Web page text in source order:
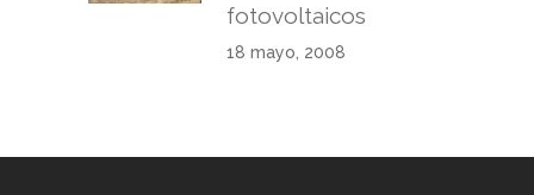
fotovoltaicos
18 mayo, 2008